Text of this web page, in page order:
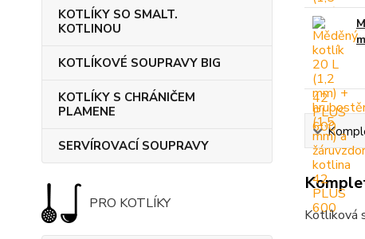
KOTLÍKY SO SMALT.
KOTLINOU
KOTLÍKOVÉ SOUPRAVY BIG
KOTLÍKY S CHRÁNIČEM
PLAMENE
SERVÍROVACÍ SOUPRAVY
PRO KOTLÍKY
Kotlíková